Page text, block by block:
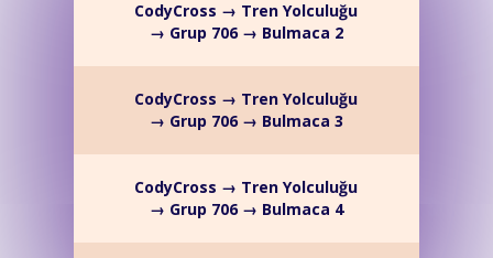
CodyCross → Tren Yolculuğu
→ Grup 706 → Bulmaca 2
CodyCross → Tren Yolculuğu
→ Grup 706 → Bulmaca 3
CodyCross → Tren Yolculuğu
→ Grup 706 → Bulmaca 4